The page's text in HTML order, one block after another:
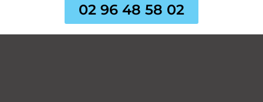
02 96 48 58 02